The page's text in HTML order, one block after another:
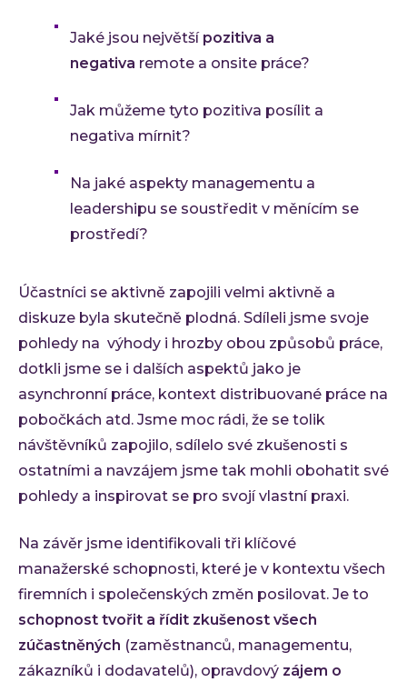
Jaké jsou největší pozitiva a
negativa remote a onsite práce?
Jak můžeme tyto pozitiva posílit a
negativa mírnit?
Na jaké aspekty managementu a
leadershipu se soustředit v měnícím se
prostředí?
Účastníci se aktivně zapojili velmi aktivně a
diskuze byla skutečně plodná. Sdíleli jsme svoje
pohledy na výhody i hrozby obou způsobů práce,
dotkli jsme se i dalších aspektů jako je
asynchronní práce, kontext distribuované práce na
pobočkách atd. Jsme moc rádi, že se tolik
návštěvníků zapojilo, sdílelo své zkušenosti s
ostatními a navzájem jsme tak mohli obohatit své
pohledy a inspirovat se pro svojí vlastní praxi.
Na závěr jsme identifikovali tři klíčové
manažerské schopnosti, které je v kontextu všech
firemních i společenských změn posilovat. Je to
schopnost tvořit a řídit zkušenost všech
zúčastněných (zaměstnanců, managementu,
zákazníků i dodavatelů), opravdový zájem o